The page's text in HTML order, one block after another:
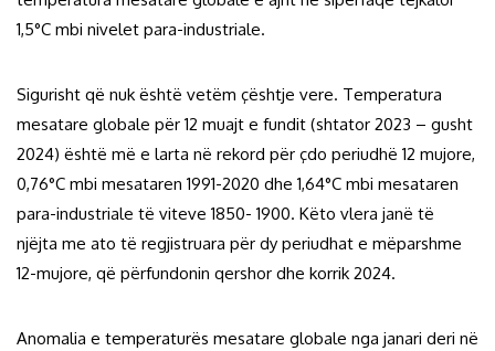
1,5°C mbi nivelet para-industriale.
Sigurisht që nuk është vetëm çështje vere. Temperatura
mesatare globale për 12 muajt e fundit (shtator 2023 – gusht
2024) është më e larta në rekord për çdo periudhë 12 mujore,
0,76°C mbi mesataren 1991-2020 dhe 1,64°C mbi mesataren
para-industriale të viteve 1850- 1900. Këto vlera janë të
njëjta me ato të regjistruara për dy periudhat e mëparshme
12-mujore, që përfundonin qershor dhe korrik 2024.
Anomalia e temperaturës mesatare globale nga janari deri në